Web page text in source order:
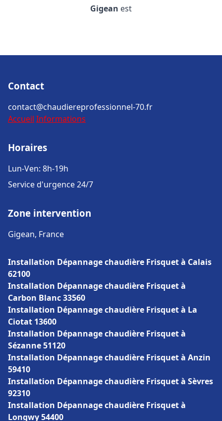
Gigean est
Contact
contact@chaudiereprofessionnel-70.fr
Accueil Informations
Horaires
Lun-Ven: 8h-19h
Service d'urgence 24/7
Zone intervention
Gigean, France
Installation Dépannage chaudière Frisquet à Calais
62100
Installation Dépannage chaudière Frisquet à
Carbon Blanc 33560
Installation Dépannage chaudière Frisquet à La
Ciotat 13600
Installation Dépannage chaudière Frisquet à
Sézanne 51120
Installation Dépannage chaudière Frisquet à Anzin
59410
Installation Dépannage chaudière Frisquet à Sèvres
92310
Installation Dépannage chaudière Frisquet à
Longwy 54400